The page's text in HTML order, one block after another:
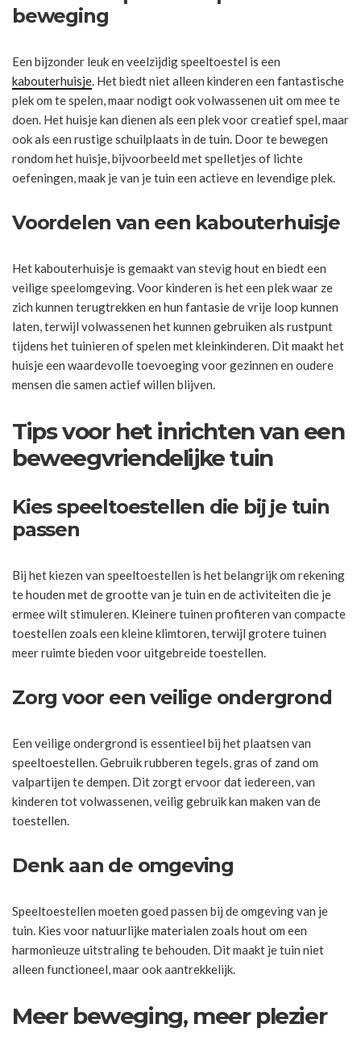
beweging
Een bijzonder leuk en veelzijdig speeltoestel is een
kabouterhuisje. Het biedt niet alleen kinderen een fantastische
plek om te spelen, maar nodigt ook volwassenen uit om mee te
doen. Het huisje kan dienen als een plek voor creatief spel, maar
ook als een rustige schuilplaats in de tuin. Door te bewegen
rondom het huisje, bijvoorbeeld met spelletjes of lichte
oefeningen, maak je van je tuin een actieve en levendige plek.
Voordelen van een kabouterhuisje
Het kabouterhuisje is gemaakt van stevig hout en biedt een
veilige speelomgeving. Voor kinderen is het een plek waar ze
zich kunnen terugtrekken en hun fantasie de vrije loop kunnen
laten, terwijl volwassenen het kunnen gebruiken als rustpunt
tijdens het tuinieren of spelen met kleinkinderen. Dit maakt het
huisje een waardevolle toevoeging voor gezinnen en oudere
mensen die samen actief willen blijven.
Tips voor het inrichten van een
beweegvriendelijke tuin
Kies speeltoestellen die bij je tuin
passen
Bij het kiezen van speeltoestellen is het belangrijk om rekening
te houden met de grootte van je tuin en de activiteiten die je
ermee wilt stimuleren. Kleinere tuinen profiteren van compacte
toestellen zoals een kleine klimtoren, terwijl grotere tuinen
meer ruimte bieden voor uitgebreide toestellen.
Zorg voor een veilige ondergrond
Een veilige ondergrond is essentieel bij het plaatsen van
speeltoestellen. Gebruik rubberen tegels, gras of zand om
valpartijen te dempen. Dit zorgt ervoor dat iedereen, van
kinderen tot volwassenen, veilig gebruik kan maken van de
toestellen.
Denk aan de omgeving
Speeltoestellen moeten goed passen bij de omgeving van je
tuin. Kies voor natuurlijke materialen zoals hout om een
harmonieuze uitstraling te behouden. Dit maakt je tuin niet
alleen functioneel, maar ook aantrekkelijk.
Meer beweging, meer plezier